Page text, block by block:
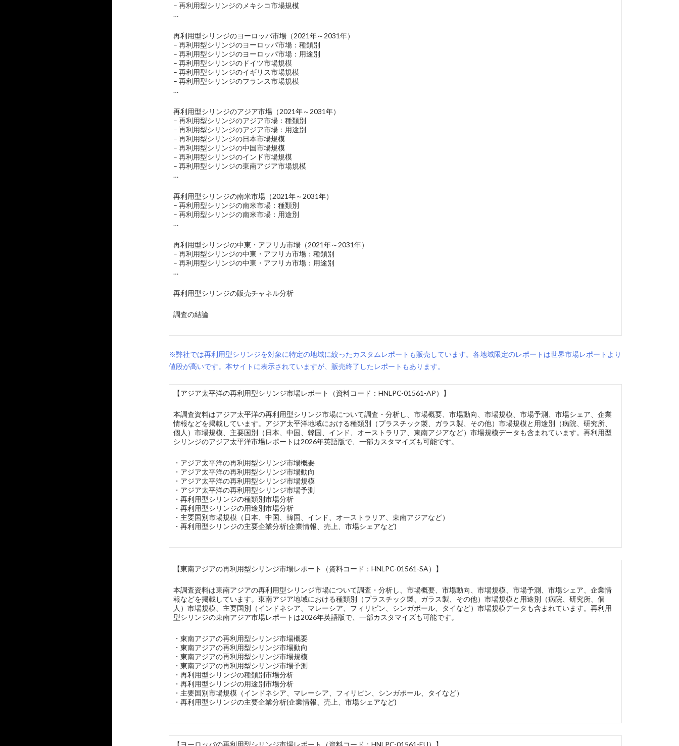
– 再利用型シリンジのメキシコ市場規模
…
再利用型シリンジのヨーロッパ市場（2021年～2031年）
– 再利用型シリンジのヨーロッパ市場：種類別
– 再利用型シリンジのヨーロッパ市場：用途別
– 再利用型シリンジのドイツ市場規模
– 再利用型シリンジのイギリス市場規模
– 再利用型シリンジのフランス市場規模
…
再利用型シリンジのアジア市場（2021年～2031年）
– 再利用型シリンジのアジア市場：種類別
– 再利用型シリンジのアジア市場：用途別
– 再利用型シリンジの日本市場規模
– 再利用型シリンジの中国市場規模
– 再利用型シリンジのインド市場規模
– 再利用型シリンジの東南アジア市場規模
…
再利用型シリンジの南米市場（2021年～2031年）
– 再利用型シリンジの南米市場：種類別
– 再利用型シリンジの南米市場：用途別
…
再利用型シリンジの中東・アフリカ市場（2021年～2031年）
– 再利用型シリンジの中東・アフリカ市場：種類別
– 再利用型シリンジの中東・アフリカ市場：用途別
…
再利用型シリンジの販売チャネル分析
調査の結論
※弊社では再利用型シリンジを対象に特定の地域に絞ったカスタムレポートも販売しています。各地域限定のレポートは世界市場レポートより
値段が高いです。本サイトに表示されていますが、販売終了したレポートもあります。
【アジア太平洋の再利用型シリンジ市場レポート（資料コード：HNLPC-01561-AP）】
本調査資料はアジア太平洋の再利用型シリンジ市場について調査・分析し、市場概要、市場動向、市場規模、市場予測、市場シェア、企業
情報などを掲載しています。アジア太平洋地域における種類別（プラスチック製、ガラス製、その他）市場規模と用途別（病院、研究所、
個人）市場規模、主要国別（日本、中国、韓国、インド、オーストラリア、東南アジアなど）市場規模データも含まれています。再利用型
シリンジのアジア太平洋市場レポートは2026年英語版で、一部カスタマイズも可能です。
・アジア太平洋の再利用型シリンジ市場概要
・アジア太平洋の再利用型シリンジ市場動向
・アジア太平洋の再利用型シリンジ市場規模
・アジア太平洋の再利用型シリンジ市場予測
・再利用型シリンジの種類別市場分析
・再利用型シリンジの用途別市場分析
・主要国別市場規模（日本、中国、韓国、インド、オーストラリア、東南アジアなど）
・再利用型シリンジの主要企業分析(企業情報、売上、市場シェアなど)
【東南アジアの再利用型シリンジ市場レポート（資料コード：HNLPC-01561-SA）】
本調査資料は東南アジアの再利用型シリンジ市場について調査・分析し、市場概要、市場動向、市場規模、市場予測、市場シェア、企業情
報などを掲載しています。東南アジア地域における種類別（プラスチック製、ガラス製、その他）市場規模と用途別（病院、研究所、個
人）市場規模、主要国別（インドネシア、マレーシア、フィリピン、シンガポール、タイなど）市場規模データも含まれています。再利用
型シリンジの東南アジア市場レポートは2026年英語版で、一部カスタマイズも可能です。
・東南アジアの再利用型シリンジ市場概要
・東南アジアの再利用型シリンジ市場動向
・東南アジアの再利用型シリンジ市場規模
・東南アジアの再利用型シリンジ市場予測
・再利用型シリンジの種類別市場分析
・再利用型シリンジの用途別市場分析
・主要国別市場規模（インドネシア、マレーシア、フィリピン、シンガポール、タイなど）
・再利用型シリンジの主要企業分析(企業情報、売上、市場シェアなど)
【ヨーロッパの再利用型シリンジ市場レポート（資料コード：HNLPC-01561-EU）】